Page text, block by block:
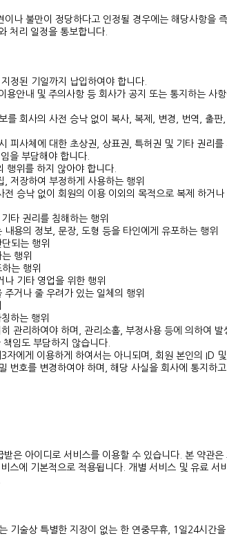
나 불만이 정당하다고 인정될 경우에는 해당사항을
처리 일정을 통보합니다.
정된 기일까지 납입하여야 합니다.
안내 및 주의사항 등 회사가 공지 또는 통지하는 사
회사의 사전 승낙 없이 복사, 복제, 변경, 번역, 출판
피사체에 대한 초상권, 상표권, 특허권 및 기타 권리를
을 부담해야 합니다.
위를 하지 않아야 합니다.
저장하여 부정하게 사용하는 행위
승낙 없이 회원의 이용 이외의 목적으로 복제 하거
타 권리를 침해하는 행위
용의 정보, 문장, 도형 등을 타인에게 유포하는 행위
되는 행위
행위
는 행위
기타 영업을 위한 행위
거나 줄 우려가 있는 일체의 행위
하는 행위
관리하여야 하며, 관리소홀, 부정사용 등에 의하여 발
임도 부담하지 않습니다.
에게 이용하게 하여서는 아니되며, 회원 본인의 ID
번호를 변경하여야 하며, 해당 사실을 회사에 통지하
은 아이디로 서비스를 이용할 수 있습니다. 본 약관은
스에 기본적으로 적용됩니다. 개별 서비스 및 유료 서
기술상 특별한 지장이 없는 한 연중무휴, 1일24시간